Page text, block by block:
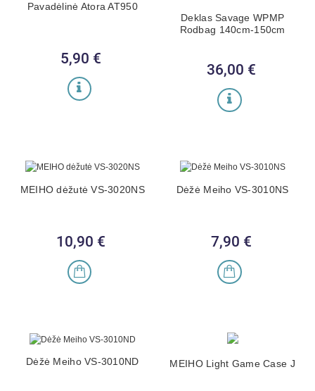
Pavadėlinė Atora AT950
Kaina
5,90 €
Deklas Savage WPMP
Rodbag 140cm-150cm
Kaina
36,00 €
MEIHO dėžutė VS-3020NS
Kaina
10,90 €
Dėžė Meiho VS-3010NS
Kaina
7,90 €
Dėžė Meiho VS-3010ND MEIHO Light Game Case J